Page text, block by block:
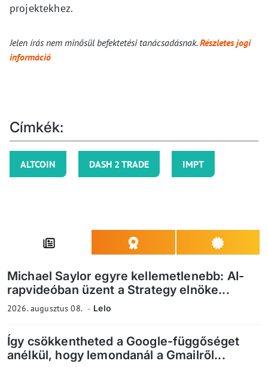
projektekhez.
Jelen írás nem minősül befektetési tanácsadásnak.Részletes jogi
információ
Címkék:
ALTCOIN DASH 2 TRADE IMPT
Michael Saylor egyre kellemetlenebb: AI-
rapvideóban üzent a Strategy elnöke...
2026. augusztus 08. Lelo
Így csökkentheted a Google-függőséget
anélkül, hogy lemondanál a Gmailről...